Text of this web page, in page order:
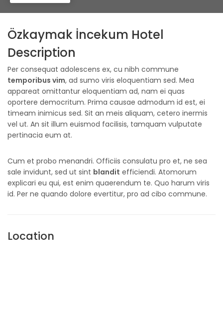
Özkaymak İncekum Hotel
Description
Per consequat adolescens ex, cu nibh commune
temporibus vim, ad sumo viris eloquentiam sed. Mea
appareat omittantur eloquentiam ad, nam ei quas
oportere democritum. Prima causae admodum id est, ei
timeam inimicus sed. Sit an meis aliquam, cetero inermis
vel ut. An sit illum euismod facilisis, tamquam vulputate
pertinacia eum at.
Cum et probo menandri. Officiis consulatu pro et, ne sea
sale invidunt, sed ut sint blandit efficiendi. Atomorum
explicari eu qui, est enim quaerendum te. Quo harum viris
id. Per ne quando dolore evertitur, pro ad cibo commune.
Location